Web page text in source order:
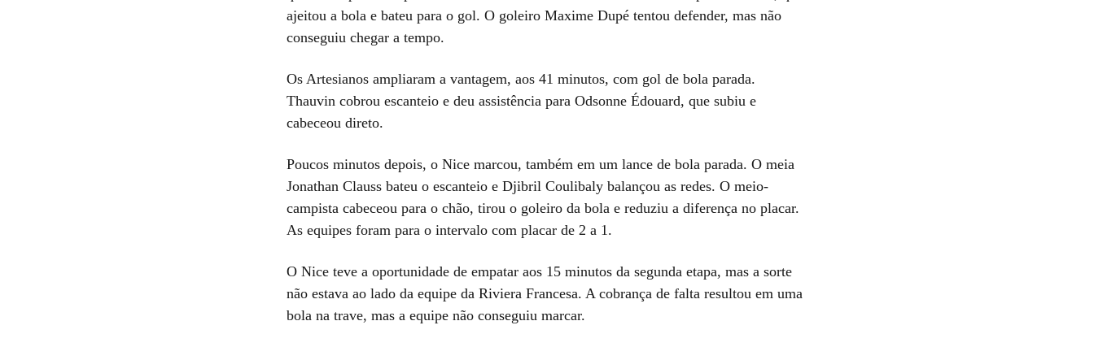
ajeitou a bola e bateu para o gol. O goleiro Maxime Dupé tentou defender, mas não
conseguiu chegar a tempo.
Os Artesianos ampliaram a vantagem, aos 41 minutos, com gol de bola parada.
Thauvin cobrou escanteio e deu assistência para Odsonne Édouard, que subiu e
cabeceou direto.
Poucos minutos depois, o Nice marcou, também em um lance de bola parada. O meia
Jonathan Clauss bateu o escanteio e Djibril Coulibaly balançou as redes. O meio-
campista cabeceou para o chão, tirou o goleiro da bola e reduziu a diferença no placar.
As equipes foram para o intervalo com placar de 2 a 1.
O Nice teve a oportunidade de empatar aos 15 minutos da segunda etapa, mas a sorte
não estava ao lado da equipe da Riviera Francesa. A cobrança de falta resultou em uma
bola na trave, mas a equipe não conseguiu marcar.